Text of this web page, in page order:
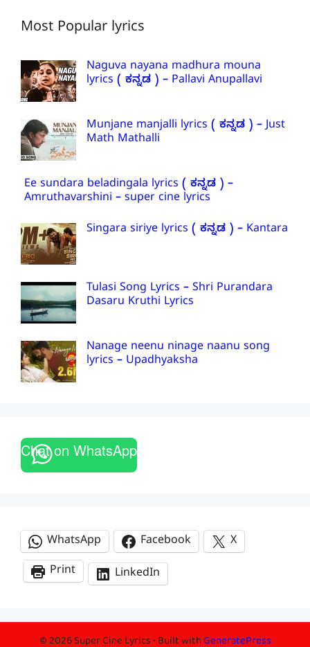
Most Popular lyrics
Naguva nayana madhura mouna
lyrics ( ಕನ್ನಡ ) – Pallavi Anupallavi
Munjane manjalli lyrics ( ಕನ್ನಡ ) – Just
Math Mathalli
Ee sundara beladingala lyrics ( ಕನ್ನಡ ) –
Amruthavarshini – super cine lyrics
Singara siriye lyrics ( ಕನ್ನಡ ) – Kantara
Tulasi Song Lyrics – Shri Purandara
Dasaru Kruthi Lyrics
Nanage neenu ninage naanu song
lyrics – Upadhyaksha
Chat on WhatsApp
WhatsApp Facebook
X
Print
LinkedIn